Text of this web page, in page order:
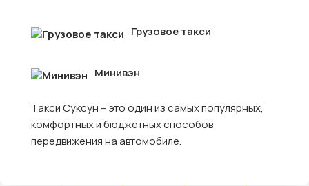
Грузовое такси
Минивэн
Такси Суксун – это один из самых популярных,
комфортных и бюджетных способов
передвижения на автомобиле.